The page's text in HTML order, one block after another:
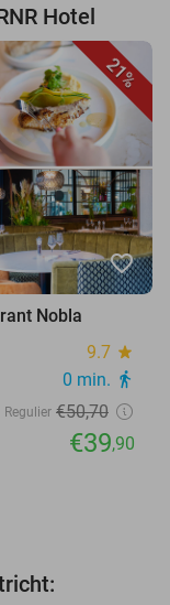
Hotel
21%
favorite_border
Nobla
9.7 star
0 min. directions_walk
Regulier €50,70
€39,90